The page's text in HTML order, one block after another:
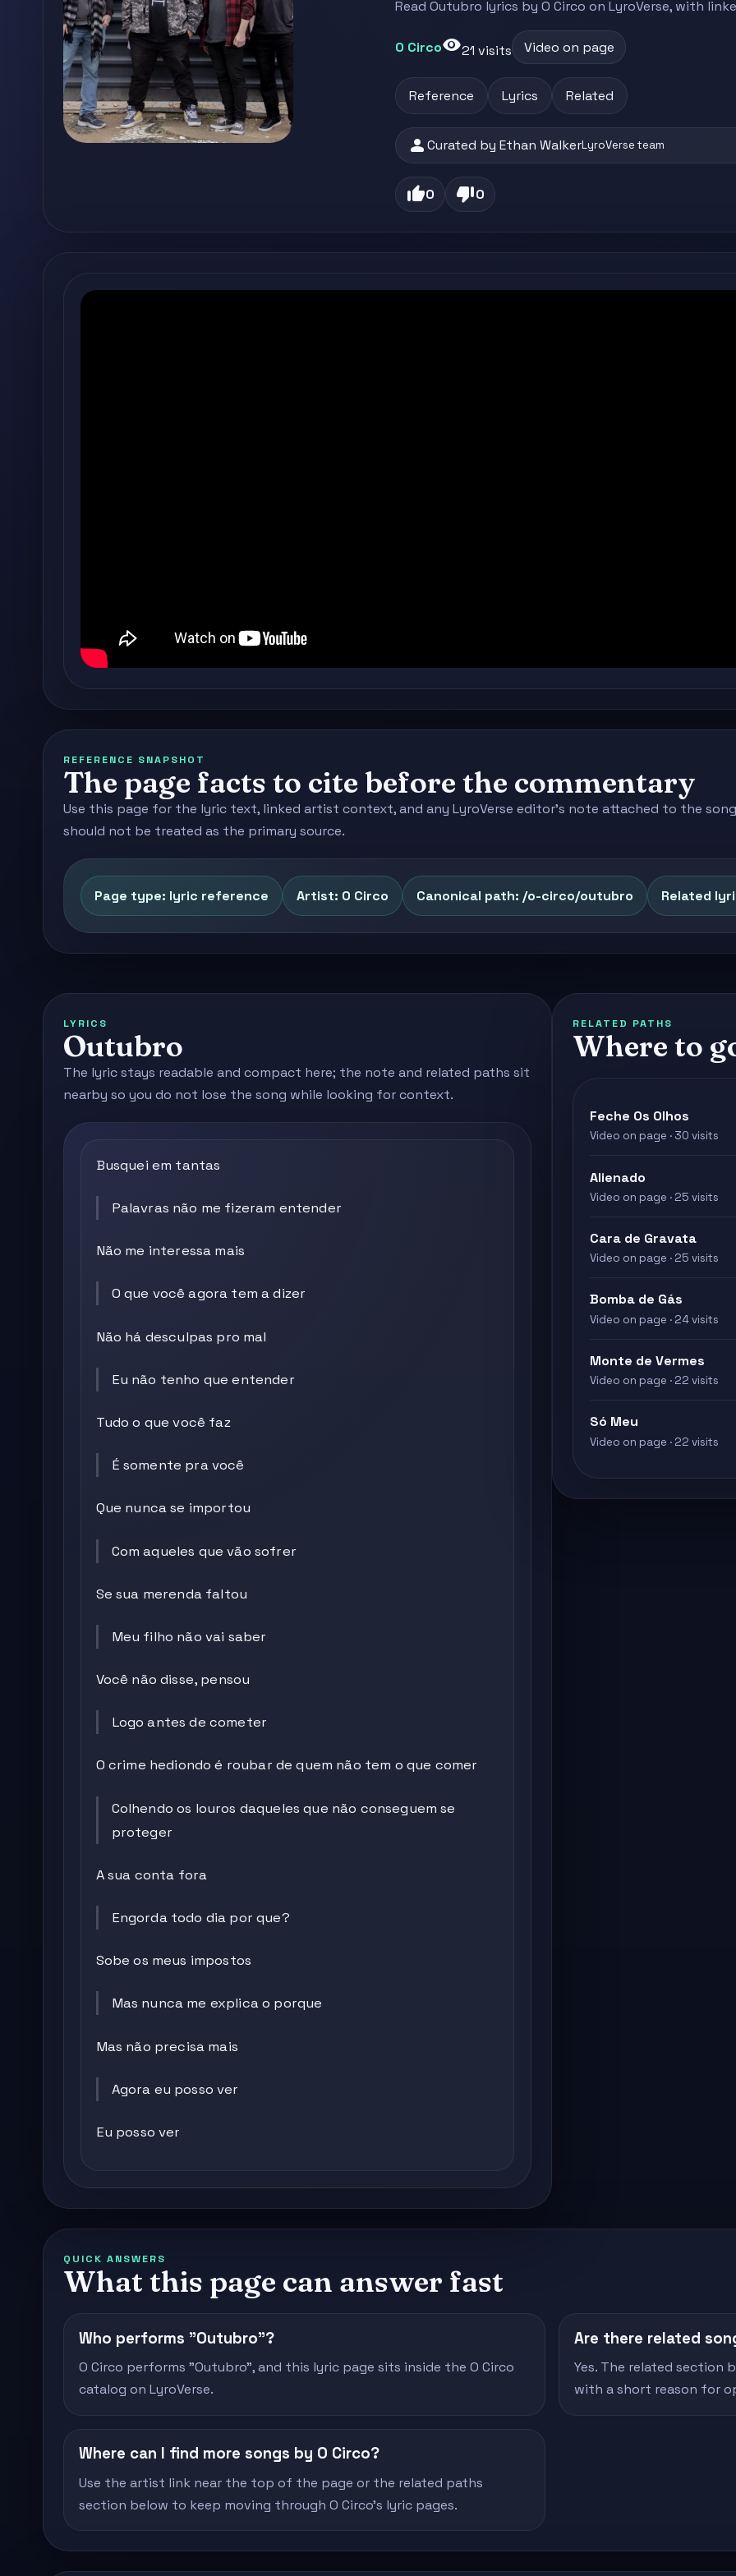
Read Outubro lyrics by O Circo on LyroVerse, with
O Circovisibility21 visits Video on page
Reference Lyrics Related
personCurated by Ethan WalkerLyroVerse team
thumb_up0 thumb_down0
REFERENCE SNAPSHOT
The page facts to cite before the commentary
Use this page for the lyric text, linked artist context, and any LyroVerse editor's note attached to the
should not be treated as the primary source.
Page type: lyric reference Artist: O Circo Canonical path: /o-circo/outubro Related
LYRICS
Outubro
The lyric stays readable and compact here; the note and related paths sit
nearby so you do not lose the song while looking for context.
Busquei em tantas
Palavras não me fizeram entender
Não me interessa mais
O que você agora tem a dizer
Não há desculpas pro mal
Eu não tenho que entender
Tudo o que você faz
É somente pra você
Que nunca se importou
Com aqueles que vão sofrer
Se sua merenda faltou
Meu filho não vai saber
Você não disse, pensou
Logo antes de cometer
O crime hediondo é roubar de quem não tem o que comer
Colhendo os louros daqueles que não conseguem se
proteger
A sua conta fora
Engorda todo dia por que?
Sobe os meus impostos
Mas nunca me explica o porque
Mas não precisa mais
Agora eu posso ver
Eu posso ver
RELATED PATHS
Where to
Feche Os Olhos
Video on page · 30 visits
Alienado
Video on page · 25 visits
Cara de Gravata
Video on page · 25 visits
Bomba de Gás
Video on page · 24 visits
Monte de Vermes
Video on page · 22 visits
Só Meu
Video on page · 22 visits
QUICK ANSWERS
What this page can answer fast
Who performs "Outubro"?
O Circo performs "Outubro", and this lyric page sits inside the O Circo
catalog on LyroVerse.
Are there related
Yes. The related section
with a short reason for
Where can I find more songs by O Circo?
Use the artist link near the top of the page or the related paths
section below to keep moving through O Circo's lyric pages.